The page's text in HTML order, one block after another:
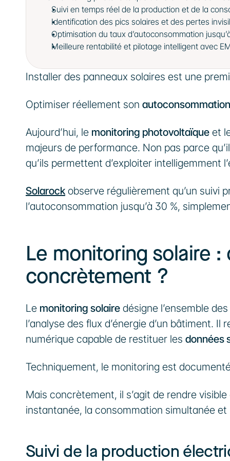
Suivi en temps réel de la production et de la
Identification des pics solaires et des pertes
Optimisation du taux d’autoconsommation
Meilleure rentabilité et pilotage intelligent avec
Installer des panneaux solaires est une
Optimiser réellement son
Aujourd’hui, le monitoring photovoltaïque et
majeurs de performance. Non pas parce
qu’ils permettent d’exploiter intelligemment
Solarock observe régulièrement qu’un suivi
l’autoconsommation jusqu’à 30 %,
Le monitoring solaire
concrètement ?
Le monitoring solaire désigne l’ensemble
l’analyse des flux d’énergie d’un bâtiment.
numérique capable de restituer les données
Techniquement, le monitoring est
Mais concrètement, il s’agit de rendre
instantanée, la consommation simultanée
Suivi de la production